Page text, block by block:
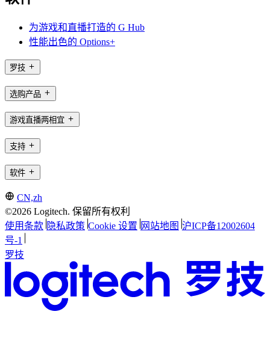
为游戏和直播打造的 G Hub
性能出色的 Options+
罗技
选购产品
游戏直播两相宜
支持
软件
CN,zh
©2026 Logitech. 保留所有权利
使用条款 隐私政策 Cookie 设置 网站地图 沪ICP备12002604
号-1
罗技